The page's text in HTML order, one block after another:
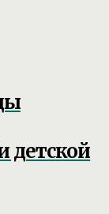
детской